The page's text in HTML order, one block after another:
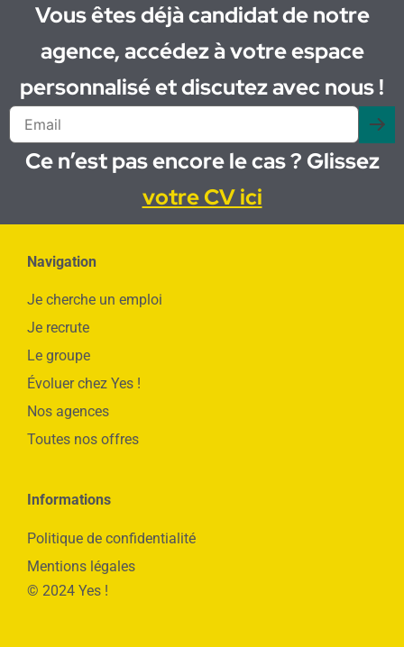
Vous êtes déjà candidat de notre
agence, accédez à votre espace
personnalisé et discutez avec nous !
Ce n’est pas encore le cas ? Glissez
votre CV ici
Navigation
Je cherche un emploi
Je recrute
Le groupe
Évoluer chez Yes !
Nos agences
Toutes nos offres
Informations
Politique de confidentialité
Mentions légales
© 2024 Yes !